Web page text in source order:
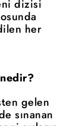
dizisi
her
gelen
sınanan